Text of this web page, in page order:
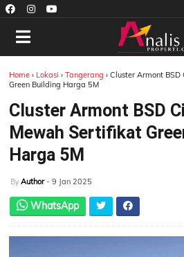
Home › Lokasi › Tangerang› Cluster Armont
Green Building Harga 5M
Cluster Armont BSD
Mewah Sertifikat
Harga 5M
By Author - 9 Jan 2025
WhatsApp